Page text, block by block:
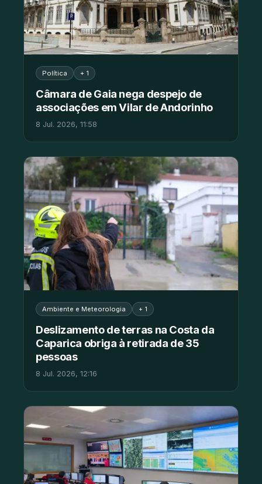
Política + 1
Câmara de Gaia nega despejo de
associações em Vilar de Andorinho
8 Jul. 2026, 11:58
Ambiente e Meteorologia + 1
Deslizamento de terras na Costa da
Caparica obriga à retirada de 35
pessoas
8 Jul. 2026, 12:16